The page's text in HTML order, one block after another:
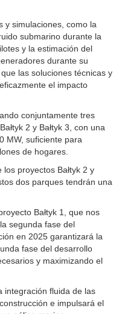
y simulaciones, como la
submarino durante la
y la estimación del
durante su
las soluciones técnicas y
el impacto
conjuntamente tres
2 y Bałtyk 3, con una
MW, suficiente para
de hogares.
proyectos Bałtyk 2 y
dos parques tendrán una
Bałtyk 1, que nos
segunda fase del
en 2025 garantizará la
fase del desarrollo
y maximizando el
integración fluida de las
e impulsará el